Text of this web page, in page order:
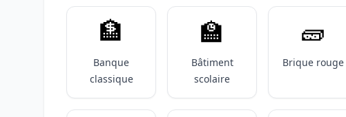
🏦
Banque
classique
🏫
Bâtiment
scolaire
🧱
Brique rouge